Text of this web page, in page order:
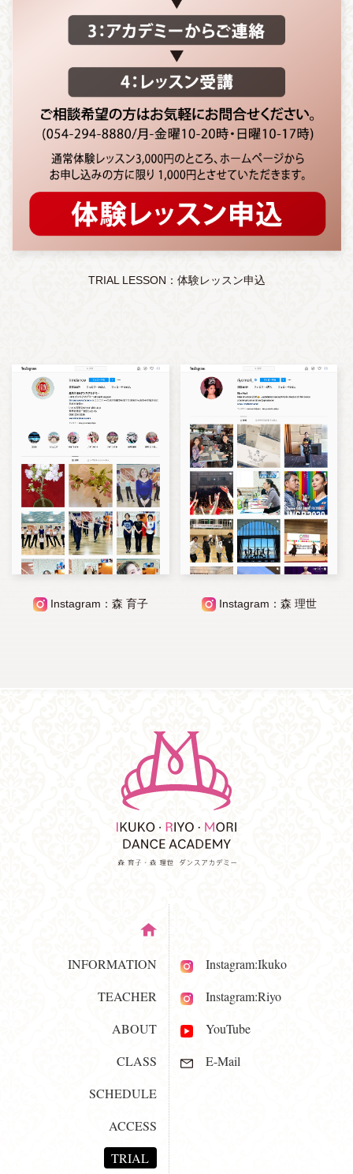
TRIAL LESSON：体験レッスン申込
Instagram：森 育子 Instagram：森 理世
INFORMATION
TEACHER
ABOUT
CLASS
SCHEDULE
ACCESS
TRIAL
Instagram:Ikuko
Instagram:Riyo
YouTube
E-Mail